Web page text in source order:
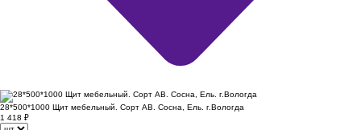
28*500*1000 Щит мебельный. Сорт АВ. Сосна, Ель. г.Вологда
1 418 ₽